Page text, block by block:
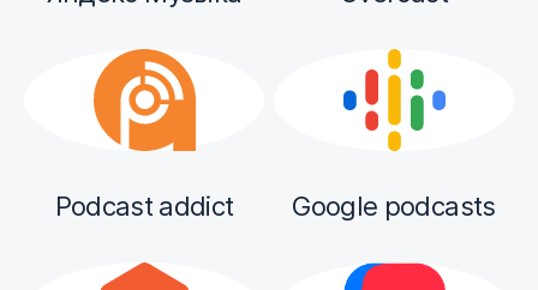
Podcast addict Google podcasts